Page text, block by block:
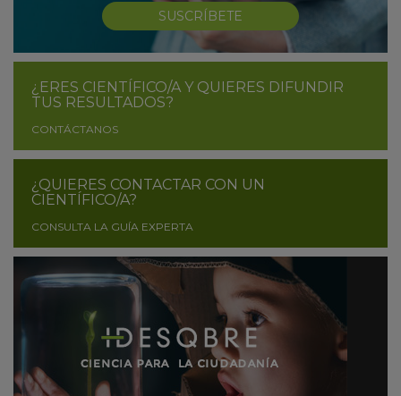
SUSCRÍBETE
¿ERES CIENTÍFICO/A Y QUIERES DIFUNDIR
TUS RESULTADOS?
CONTÁCTANOS
¿QUIERES CONTACTAR CON UN
CIENTÍFICO/A?
CONSULTA LA GUÍA EXPERTA